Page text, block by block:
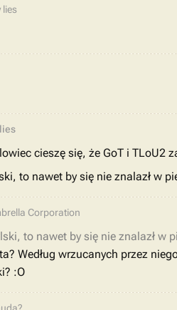
lies
cieszę się, że GoT i TLoU2
to nawet by się nie znalazł w
Corporation
to nawet by się nie znalazł w
Według wrzucanych przez
:O